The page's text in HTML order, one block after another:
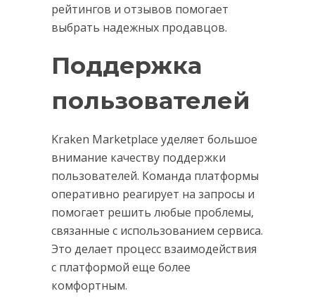
рейтингов и отзывов помогает
выбрать надежных продавцов.
Поддержка
пользователей
Kraken Marketplace уделяет большое
внимание качеству поддержки
пользователей. Команда платформы
оперативно реагирует на запросы и
помогает решить любые проблемы,
связанные с использованием сервиса.
Это делает процесс взаимодействия
с платформой еще более
комфортным.